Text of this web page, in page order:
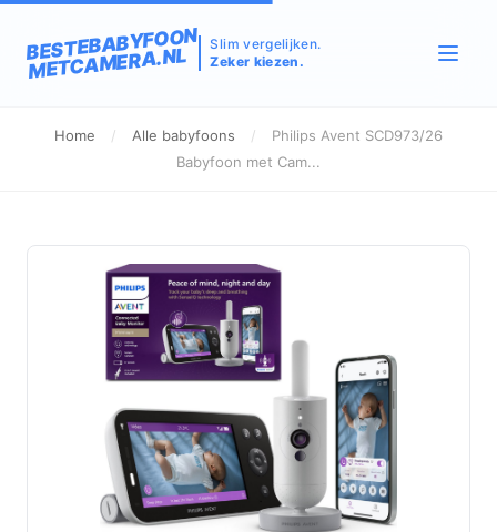
BESTEBABYFOON
METCAMERA.NL
Slim vergelijken.
Zeker kiezen.
Home / Alle babyfoons /
Philips Avent SCD973/26
Babyfoon met Cam...